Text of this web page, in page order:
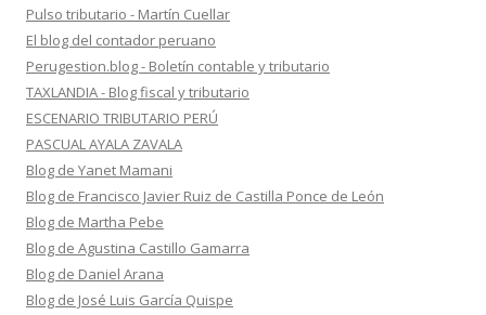
Pulso tributario - Martín Cuellar
El blog del contador peruano
Perugestion.blog - Boletín contable y tributario
TAXLANDIA - Blog fiscal y tributario
ESCENARIO TRIBUTARIO PERÚ
PASCUAL AYALA ZAVALA
Blog de Yanet Mamani
Blog de Francisco Javier Ruiz de Castilla Ponce de León
Blog de Martha Pebe
Blog de Agustina Castillo Gamarra
Blog de Daniel Arana
Blog de José Luis García Quispe